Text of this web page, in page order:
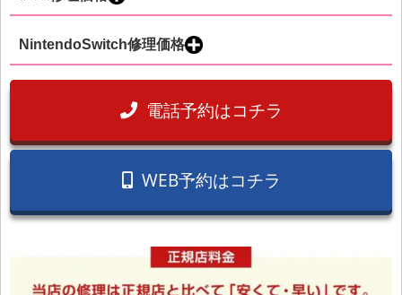
NintendoSwitch修理価格
電話予約はコチラ
WEB予約はコチラ